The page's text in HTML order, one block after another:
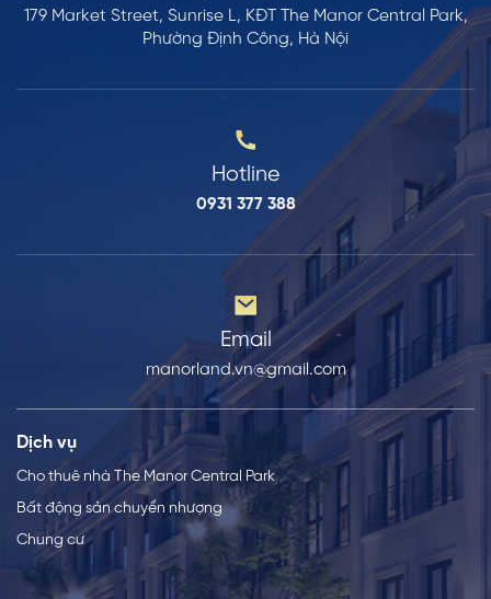
179 Market Street, Sunrise L, KĐT The Manor Central Park,
Phường Định Công, Hà Nội
Hotline
0931 377 388
Email
manorland.vn@gmail.com
Dịch vụ
Cho thuê nhà The Manor Central Park
Bất động sản chuyển nhượng
Chung cư